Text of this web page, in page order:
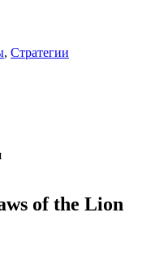
, Стратегии
of the Lion